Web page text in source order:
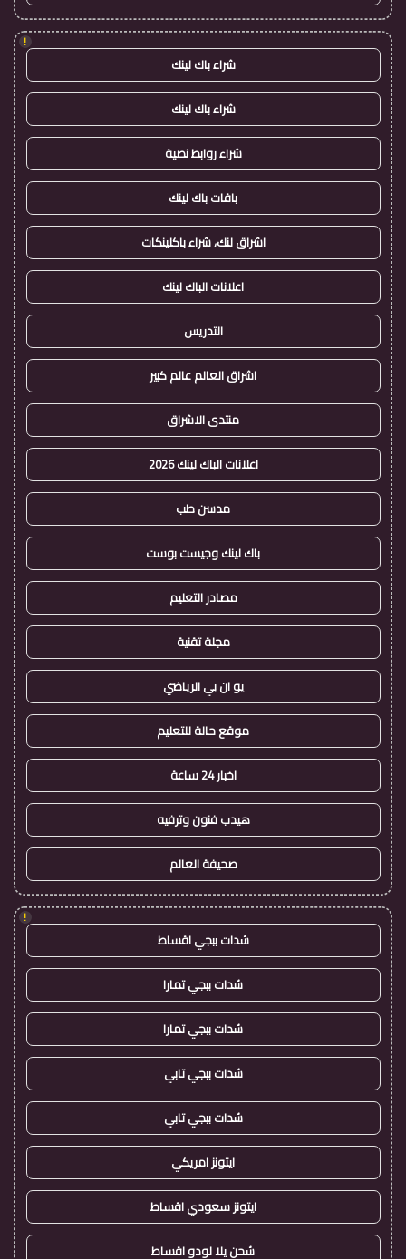
!
شراء باك لينك
شراء باك لينك
شراء روابط نصية
باقات باك لينك
اشراق لنك، شراء باكلينكات
اعلانات الباك لينك
التدريس
اشراق العالم عالم كبير
منتدى الاشراق
اعلانات الباك لينك 2026
مدسن طب
باك لينك وجيست بوست
مصادر التعليم
مجلة تقنية
يو ان بي الرياضي
موقع حالة للتعليم
اخبار 24 ساعة
هيدب فنون وترفيه
صحيفة العالم
!
شدات ببجي اقساط
شدات ببجي تمارا
شدات ببجي تمارا
شدات ببجي تابي
شدات ببجي تابي
ايتونز امريكي
ايتونز سعودي اقساط
شحن يلا لودو اقساط